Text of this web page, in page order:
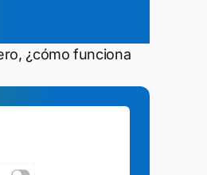
¿cómo funciona